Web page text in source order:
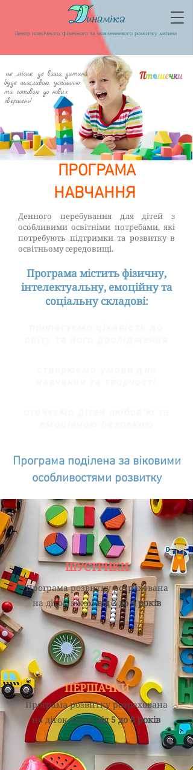
Центр психічного, фізичного та мовленнєвого розвитку дитини
це місце, де ваша дитина
буде щасливою, успішною
та готовою до нових
звершень!
ПРОГРАМА
НАВЧАННЯ
Денного перебування для дітей з
особливими освітніми потребами, які
потребують підтримки та розвитку в
освітньому середовищі.
Програма містить фізичну,
інтелектуальну, емоційну та
соціальну складові:
Програма поділена за віковими
особливостями розвитку
1
ШУСТРИКИ
Програма розвитку розрахована
на діток вікомвід 2 до 4 років
2
ПЕРШАЧКИ
Програма розвитку розрахована
на діток вікомвід 5 до 8 років